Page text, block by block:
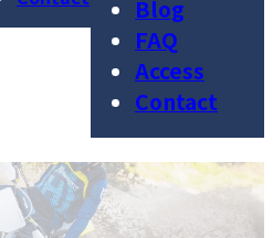
Blog
FAQ
Access
Contact